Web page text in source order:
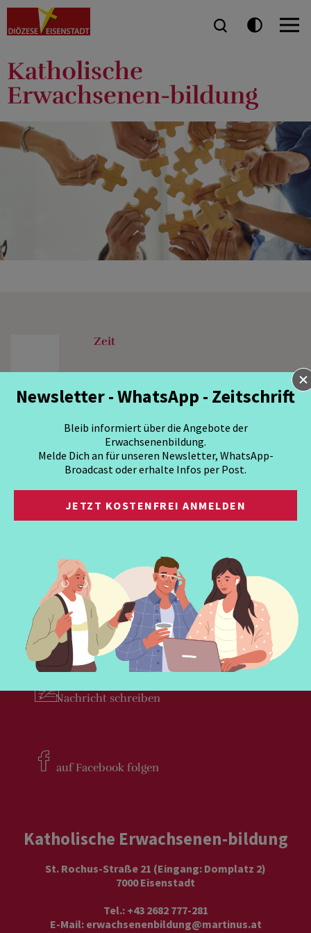
Katholische
Erwachsenen-bildung
Zeit
Newsletterbestellen
Nachricht schreiben
auf Facebook folgen
Katholische Erwachsenen-bildung
St. Rochus-Straße 21 (Eingang: Domplatz 2)
7000 Eisenstadt
Tel.: +43 2682 777-281
E-Mail: erwachsenenbildung@martinus.at
Newsletter - WhatsApp - Zeitschrift
Bleib informiert über die Angebote der
Erwachsenenbildung.
Melde Dich an für unseren Newsletter, WhatsApp-
Broadcast oder erhalte Infos per Post.
JETZT KOSTENFREI ANMELDEN